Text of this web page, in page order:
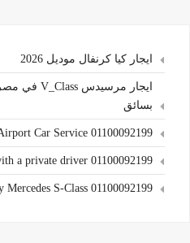
ايجار كيا كرنفال موديل 2026
بسائق
Car Service 01100092199
a private driver 01100092199
Mercedes S-Class 01100092199